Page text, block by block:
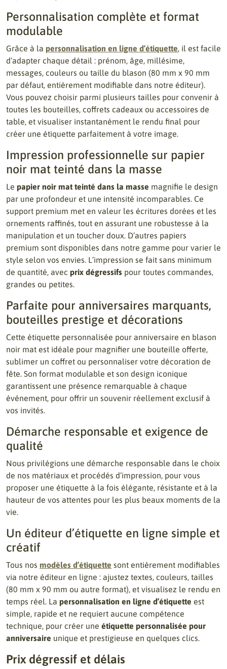
Personnalisation complète et format
modulable
Grâce à la personnalisation en ligne d’étiquette, il est facile
d’adapter chaque détail : prénom, âge, millésime,
messages, couleurs ou taille du blason (80 mm x 90 mm
par défaut, entièrement modifiable dans notre éditeur).
Vous pouvez choisir parmi plusieurs tailles pour convenir à
toutes les bouteilles, coffrets cadeaux ou accessoires de
table, et visualiser instantanément le rendu final pour
créer une étiquette parfaitement à votre image.
Impression professionnelle sur papier
noir mat teinté dans la masse
Le papier noir mat teinté dans la masse magnifie le design
par une profondeur et une intensité incomparables. Ce
support premium met en valeur les écritures dorées et les
ornements raffinés, tout en assurant une robustesse à la
manipulation et un toucher doux. D’autres papiers
premium sont disponibles dans notre gamme pour varier le
style selon vos envies. L’impression se fait sans minimum
de quantité, avec prix dégressifs pour toutes commandes,
grandes ou petites.
Parfaite pour anniversaires marquants,
bouteilles prestige et décorations
Cette étiquette personnalisée pour anniversaire en blason
noir mat est idéale pour magnifier une bouteille offerte,
sublimer un coffret ou personnaliser votre décoration de
fête. Son format modulable et son design iconique
garantissent une présence remarquable à chaque
événement, pour offrir un souvenir réellement exclusif à
vos invités.
Démarche responsable et exigence de
qualité
Nous privilégions une démarche responsable dans le choix
de nos matériaux et procédés d’impression, pour vous
proposer une étiquette à la fois élégante, résistante et à la
hauteur de vos attentes pour les plus beaux moments de la
vie.
Un éditeur d’étiquette en ligne simple et
créatif
Tous nos modèles d’étiquette sont entièrement modifiables
via notre éditeur en ligne : ajustez textes, couleurs, tailles
(80 mm x 90 mm ou autre format), et visualisez le rendu en
temps réel. La personnalisation en ligne d’étiquette est
simple, rapide et ne requiert aucune compétence
technique, pour créer une étiquette personnalisée pour
anniversaire unique et prestigieuse en quelques clics.
Prix dégressif et délais